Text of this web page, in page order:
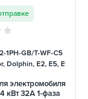
1PH-GB/T-WF-С5
Dolphin, E2, E5, E9,
электромобиля
кВт 32А 1-фаза